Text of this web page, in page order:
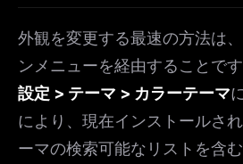
外観を変更する最速の方法は
ンメニューを経由することです
設定 > テーマ > カラーテーマ
により、現在インストールさ
ーマの検索可能なリストを含